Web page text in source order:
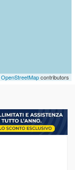
OpenStreetMapcontributors